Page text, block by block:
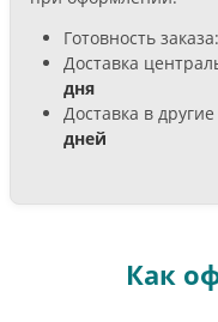
Готовность заказа:
Доставка
дня
Доставка в
дней
Как